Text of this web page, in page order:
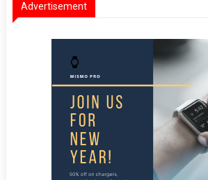
Advertisement